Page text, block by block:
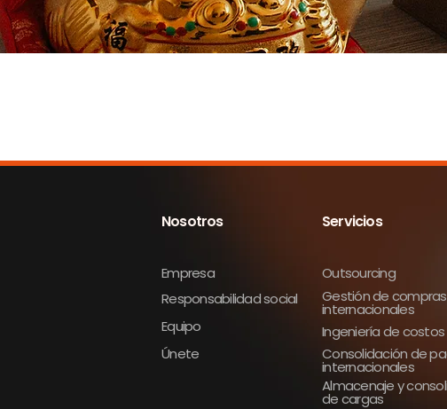
Nosotros
Únete
Responsabilidad social
Equipo
Empresa Outsourcing
Ingeniería de costos
Gestión de compras
internacionales
Consolidación de
internacionales
Almacenaje y
de cargas
Servicios